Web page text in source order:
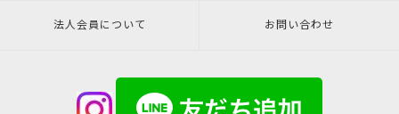
法人会員について お問い合わせ